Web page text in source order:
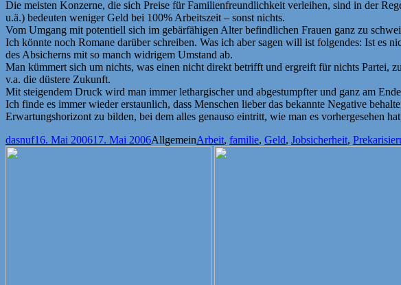
Die meisten Konzerne, die sich Preise für Familienfreundlichkeit verleihen, sind in der
u.ä.) bedeuten weniger Geld bei 100% Arbeitszeit – sonst nichts.
Vom Umgang mit potentiell sich im gebärfähigen Alter befindlichen Frauen ganz zu
Ich könnte noch Romane darüber schreiben. Was ich aber sagen will ist folgendes: Ist
des Absicherns mit so manch widrigem Umstand ab.
Man kümmert sich um nichts, was einen nicht direkt betrifft und ergreift für nichts Partei,
v.a. die düstere Zukunft.
Mit steigendem Druck wird man immer lethargischer und abgestumpfter und ganz am
Ich finde es immer wieder erstaunlich, dass Menschen lieber das bekannte Negative
Erwartungshorizont zu bilden, bei dem alles genauso eintritt, wie man es vorhergesehen
Autor
dasnufVeröffentlicht
16. Mai 200617. Mai 2006Kategorien
AllgemeinSchlagwörter
Arbeit, familie, Geld, Jobsicherheit,